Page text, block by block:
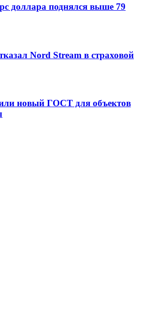
доллара поднялся выше 79
Nord Stream в страховой
новый ГОСТ для объектов